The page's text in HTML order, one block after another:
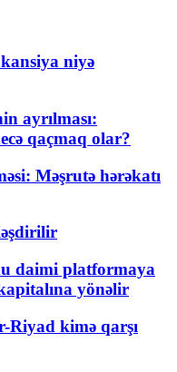
niyə
ayrılması:
qaçmaq olar?
Məşrutə hərəkatı
daimi platformaya
yönəlir
kimə qarşı